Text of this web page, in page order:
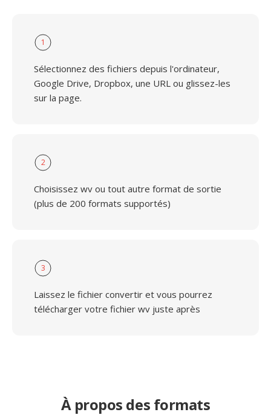
1
Sélectionnez des fichiers depuis l'ordinateur,
Google Drive, Dropbox, une URL ou glissez-les
sur la page.
2
Choisissez wv ou tout autre format de sortie
(plus de 200 formats supportés)
3
Laissez le fichier convertir et vous pourrez
télécharger votre fichier wv juste après
À propos des formats